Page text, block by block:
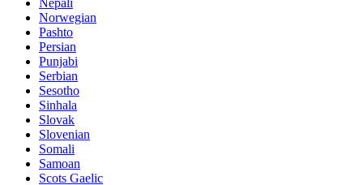
Nepali
Norwegian
Pashto
Persian
Punjabi
Serbian
Sesotho
Sinhala
Slovak
Slovenian
Somali
Samoan
Scots Gaelic